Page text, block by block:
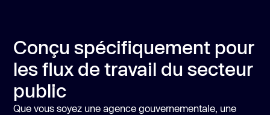
Conçu spécifiquement pour
les flux de travail du secteur
public
Que vous soyez une agence gouvernementale, une